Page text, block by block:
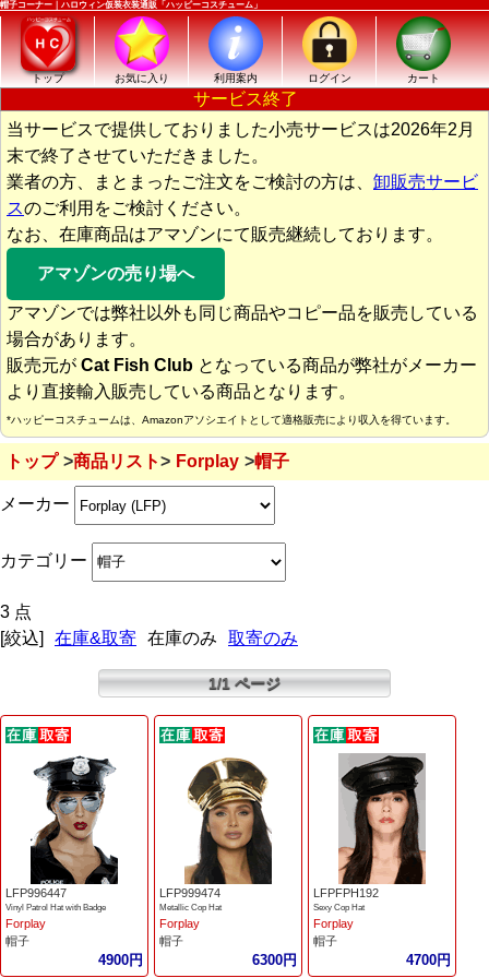
帽子コーナー｜ハロウィン仮装衣装通販「ハッピーコスチューム」
トップ お気に入り 利用案内 ログイン カート
サービス終了
当サービスで提供しておりました小売サービスは2026年2月
末で終了させていただきました。
業者の方、まとまったご注文をご検討の方は、 卸販売サービ
スのご利用をご検討ください。
なお、在庫商品はアマゾンにて販売継続しております。
アマゾンの売り場へ
アマゾンでは弊社以外も同じ商品やコピー品を販売している
場合があります。
販売元が Cat Fish Club となっている商品が弊社がメーカー
より直接輸入販売している商品となります。
*ハッピーコスチュームは、Amazonアソシエイトとして適格販売により収入を得ています。
トップ 商品リスト Forplay 帽子
メーカー
カテゴリー
3 点
[絞込]
在庫&取寄 在庫のみ 取寄のみ
1/1 ページ
LFP996447
Vinyl Patrol Hat with Badge
Forplay
帽子
4900円
LFP999474
Metallic Cop Hat
Forplay
帽子
6300円
LFPFPH192
Sexy Cop Hat
Forplay
帽子
4700円